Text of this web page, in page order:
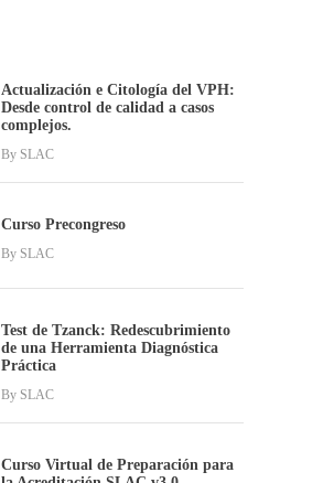
Actualización e Citología del VPH:
Desde control de calidad a casos
complejos.
By SLAC
Curso Precongreso
By SLAC
Test de Tzanck: Redescubrimiento
de una Herramienta Diagnóstica
Práctica
By SLAC
Curso Virtual de Preparación para